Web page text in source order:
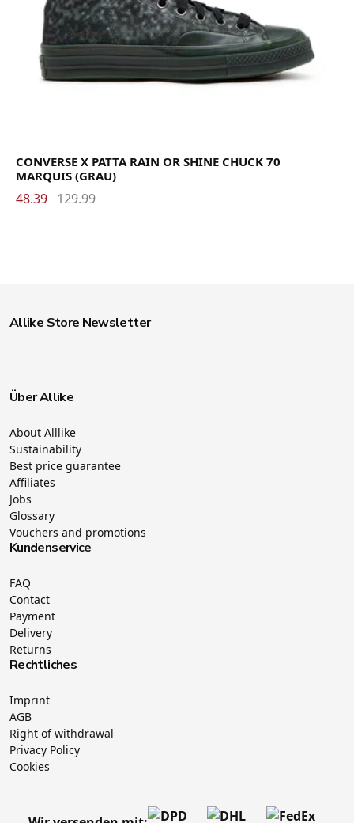
CONVERSE X PATTA RAIN OR SHINE CHUCK 70
MARQUIS (GRAU)
48.39 129.99
Allike Store Newsletter
Über Allike
About Alllike
Sustainability
Best price guarantee
Affiliates
Jobs
Glossary
Vouchers and promotions
Kundenservice
FAQ
Contact
Payment
Delivery
Returns
Rechtliches
Imprint
AGB
Right of withdrawal
Privacy Policy
Cookies